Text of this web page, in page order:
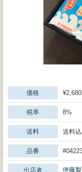
価格 ¥2,680
税率 8%
送料 送料
品番
出店者 伊藤製